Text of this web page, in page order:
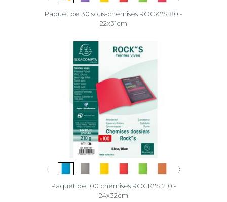
Paquet de 30 sous-chemises ROCK''S 80 -
22x31cm
〈 〉
Paquet de 100 chemises ROCK''S 210 -
24x32cm